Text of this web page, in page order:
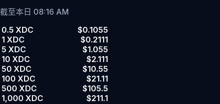
截至本日 08:16 AM
0.5 XDC
$0.1055
1 XDC
$0.2111
5 XDC
$1.055
10 XDC
$2.111
50 XDC
$10.55
100 XDC
$21.11
500 XDC
$105.5
1,000 XDC
$211.1